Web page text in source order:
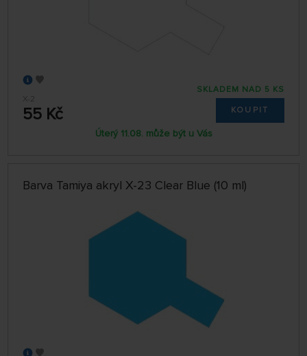
X-2
55 Kč
SKLADEM NAD 5 KS
KOUPIT
Úterý 11.08. může být u Vás
Barva Tamiya akryl X-23 Clear Blue (10 ml)